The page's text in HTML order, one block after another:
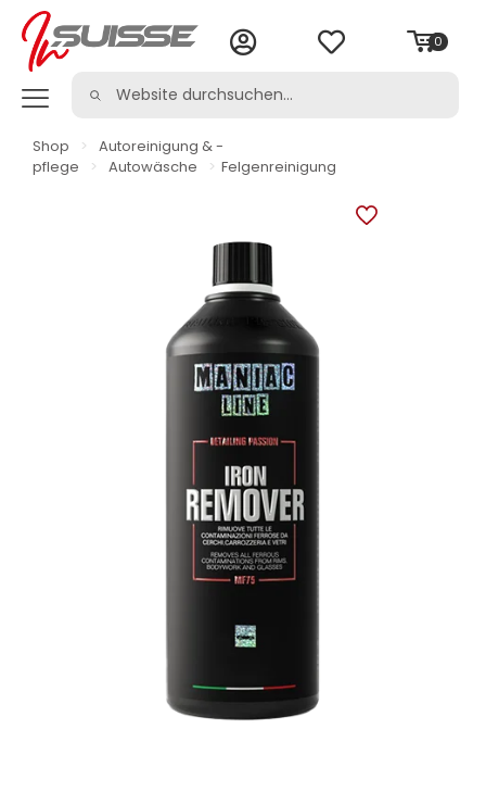
0
Shop >
Autoreinigung & -
pflege
> Autowäsche > Felgenreinigung